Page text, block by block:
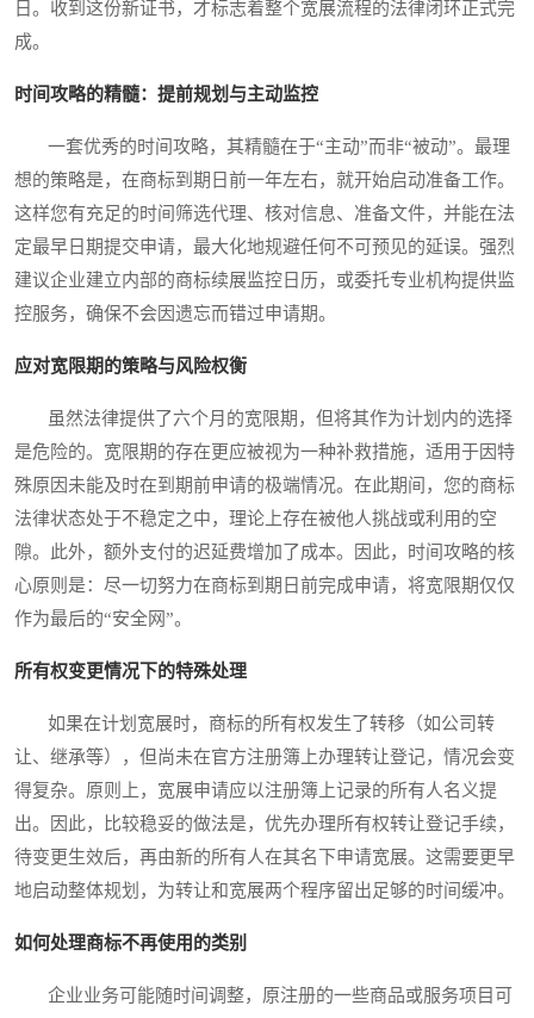
日。收到这份新证书，才标志着整个宽展流程的法律闭环正式完
成。
时间攻略的精髓：提前规划与主动监控
一套优秀的时间攻略，其精髓在于“主动”而非“被动”。最理
想的策略是，在商标到期日前一年左右，就开始启动准备工作。
这样您有充足的时间筛选代理、核对信息、准备文件，并能在法
定最早日期提交申请，最大化地规避任何不可预见的延误。强烈
建议企业建立内部的商标续展监控日历，或委托专业机构提供监
控服务，确保不会因遗忘而错过申请期。
应对宽限期的策略与风险权衡
虽然法律提供了六个月的宽限期，但将其作为计划内的选择
是危险的。宽限期的存在更应被视为一种补救措施，适用于因特
殊原因未能及时在到期前申请的极端情况。在此期间，您的商标
法律状态处于不稳定之中，理论上存在被他人挑战或利用的空
隙。此外，额外支付的迟延费增加了成本。因此，时间攻略的核
心原则是：尽一切努力在商标到期日前完成申请，将宽限期仅仅
作为最后的“安全网”。
所有权变更情况下的特殊处理
如果在计划宽展时，商标的所有权发生了转移（如公司转
让、继承等），但尚未在官方注册簿上办理转让登记，情况会变
得复杂。原则上，宽展申请应以注册簿上记录的所有人名义提
出。因此，比较稳妥的做法是，优先办理所有权转让登记手续，
待变更生效后，再由新的所有人在其名下申请宽展。这需要更早
地启动整体规划，为转让和宽展两个程序留出足够的时间缓冲。
如何处理商标不再使用的类别
企业业务可能随时间调整，原注册的一些商品或服务项目可